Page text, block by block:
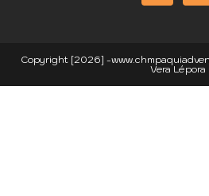
Copyright [2026] -
Vera Lépora